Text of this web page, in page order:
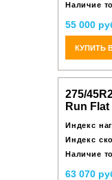
Наличие
55 000
КУПИТЬ
275/
Run Flat
Индекс
Индекс
Наличие
63 070